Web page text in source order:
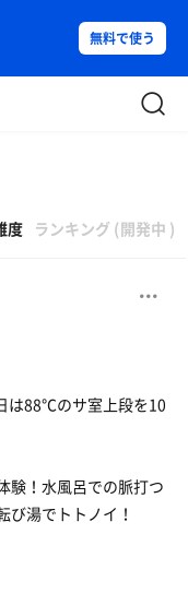
無料で使う
度 ランキング (開発中 )
は88℃のサ室上段を10
験！水風呂での脈打つ
び湯でトトノイ！